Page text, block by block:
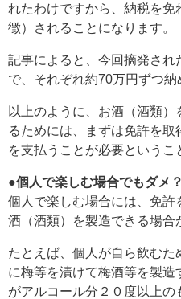
れたわけですから、納税を免
徴）されることになります。
記事によると、今回摘発さ
で、それぞれ約70万円ずつ納
以上のように、お酒（酒類
るためには、まずは免許を
を支払うことが必要というこ
●個人で楽しむ場合でもダメ？
個人で楽しむ場合には、免
酒（酒類）を製造できる場合
たとえば、個人が自ら飲む
に梅等を漬けて梅酒等を製
がアルコール分２０度以上